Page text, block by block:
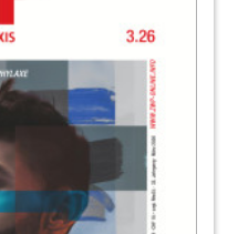
schönste
CAM kommt
vorbei
für
e.V.